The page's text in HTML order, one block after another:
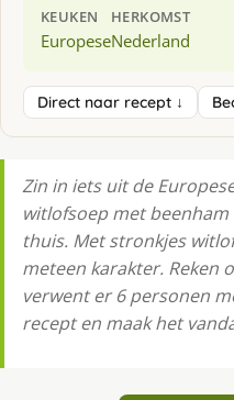
KEUKEN
Europese
HERKOMST
Nederland
Direct naar recept ↓
Zin in iets uit de
witlofsoep met
thuis. Met stronkjes
meteen karakter. Reken
verwent er 6 personen
recept en maak het